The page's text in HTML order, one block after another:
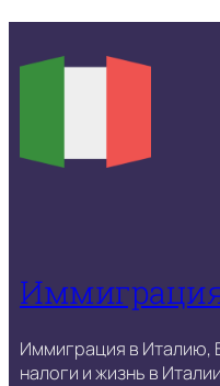
Иммиграция в Италию,
налоги и жизнь в Италии